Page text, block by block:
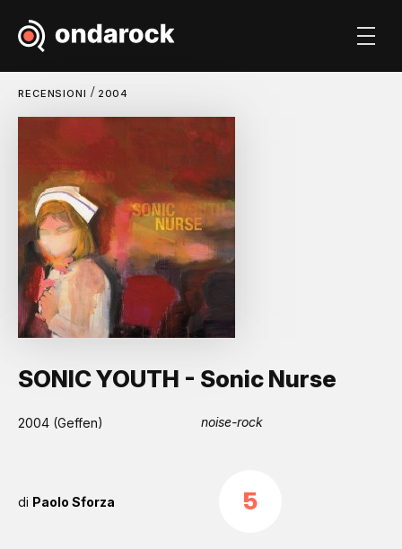
RECENSIONI / 2004
SONIC YOUTH - Sonic Nurse
2004 (Geffen) noise-rock
di Paolo Sforza 5